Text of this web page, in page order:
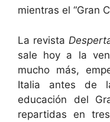
mientras el “Gran
La revista
sale hoy a la
mucho más,
Italia antes de
educación del
repartidas en